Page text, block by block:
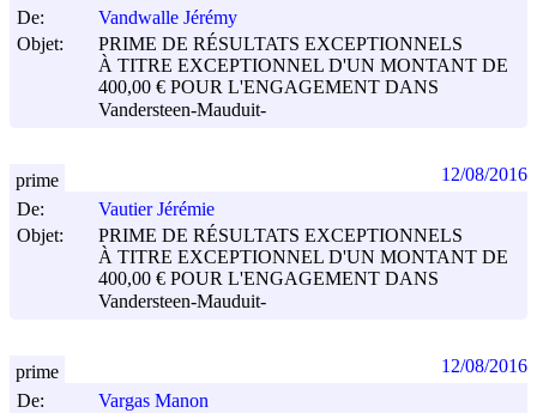
De:
Vandwalle Jérémy
Objet:
PRIME DE RÉSULTATS EXCEPTIONNELS
À TITRE EXCEPTIONNEL D'UN MONTANT DE
400,00 € POUR L'ENGAGEMENT DANS
Vandersteen-Mauduit-
De:
Vautier Jérémie
Objet:
PRIME DE RÉSULTATS EXCEPTIONNELS
À TITRE EXCEPTIONNEL D'UN MONTANT DE
400,00 € POUR L'ENGAGEMENT DANS
Vandersteen-Mauduit-
prime 12/08/2016
De:
Vargas Manon
prime 12/08/2016